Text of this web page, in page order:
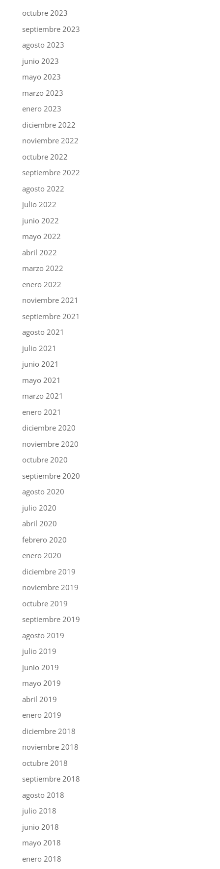
octubre 2023
septiembre 2023
agosto 2023
junio 2023
mayo 2023
marzo 2023
enero 2023
diciembre 2022
noviembre 2022
octubre 2022
septiembre 2022
agosto 2022
julio 2022
junio 2022
mayo 2022
abril 2022
marzo 2022
enero 2022
noviembre 2021
septiembre 2021
agosto 2021
julio 2021
junio 2021
mayo 2021
marzo 2021
enero 2021
diciembre 2020
noviembre 2020
octubre 2020
septiembre 2020
agosto 2020
julio 2020
abril 2020
febrero 2020
enero 2020
diciembre 2019
noviembre 2019
octubre 2019
septiembre 2019
agosto 2019
julio 2019
junio 2019
mayo 2019
abril 2019
enero 2019
diciembre 2018
noviembre 2018
octubre 2018
septiembre 2018
agosto 2018
julio 2018
junio 2018
mayo 2018
enero 2018